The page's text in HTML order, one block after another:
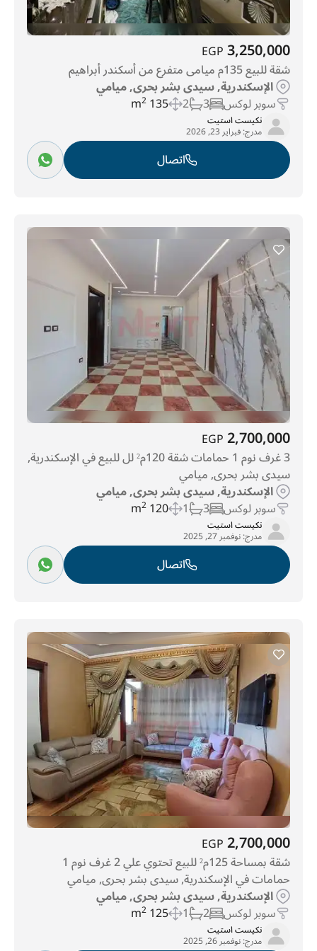
3,250,000
EGP
شقة للبيع 135م ميامى متفرع من أسكندر أبراهيم
الإسكندرية, سيدى بشر بحرى, ميامي
سوبر لوكس 3
2
135 m
2
نكيست استيت
مدرج:فبراير 23, 2026
اتصال
2,700,000
EGP
3 غرف نوم 1 حمامات شقة 120م² لل للبيع في الإسكندرية,
سيدى بشر بحرى, ميامي
الإسكندرية, سيدى بشر بحرى, ميامي
سوبر لوكس 3
1
120 m
2
نكيست استيت
مدرج:نوفمبر 27, 2025
اتصال
2,700,000
EGP
شقة بمساحة 125م² للبيع تحتوي علي 2 غرف نوم 1
حمامات في الإسكندرية, سيدى بشر بحرى, ميامي
الإسكندرية, سيدى بشر بحرى, ميامي
سوبر لوكس 2
1
125 m
2
نكيست استيت
مدرج:نوفمبر 26, 2025